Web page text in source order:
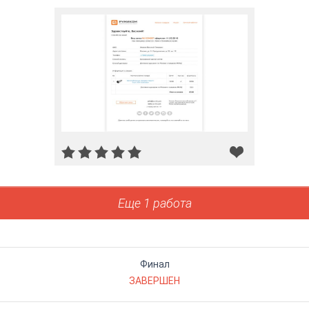
Еще 1 работа
Финал
ЗАВЕРШЕН